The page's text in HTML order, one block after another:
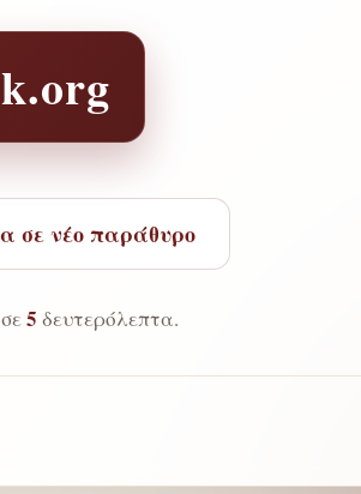
σε νέο παράθυρο
4 δευτερόλεπτα.